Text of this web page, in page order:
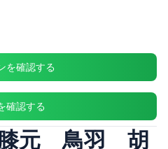
を確認する
確認する
膝元 鳥羽 胡